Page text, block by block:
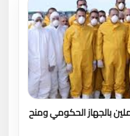
بالجهاز الحكومي ومنح